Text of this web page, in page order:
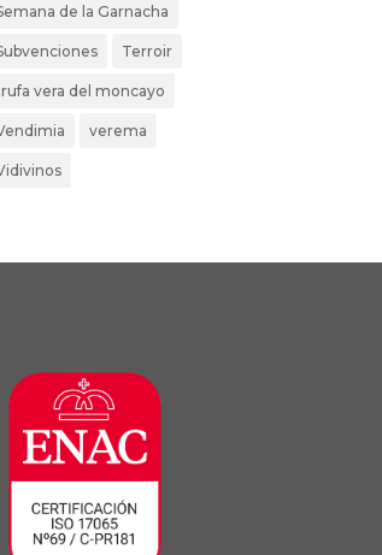
de la Garnacha
Terroir
vera del moncayo
verema